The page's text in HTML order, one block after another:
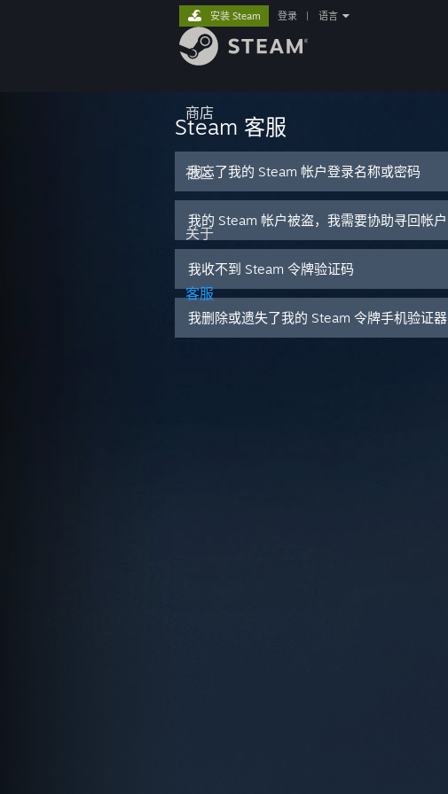
商店
社区
关于
客服
安装 Steam 登录 语言
Steam 客服
我忘了我的 Steam 帐户登录名称或密码
我的 Steam 帐户被盗，我需要协助寻回帐户
我收不到 Steam 令牌验证码
我删除或遗失了我的 Steam 令牌手机验证器